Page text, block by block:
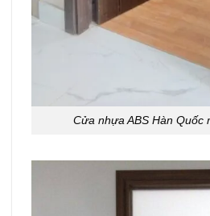
Cửa nhựa ABS Hàn Quốc